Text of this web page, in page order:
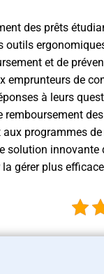
des prêts
outils
et de
de
à leurs
remboursement
programmes
innovante
gérer plus